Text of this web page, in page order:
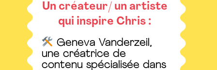
Un créateur/ un artiste
qui inspire Chris :
Geneva Vanderzeil,
une créatrice de
contenu spécialisée dans